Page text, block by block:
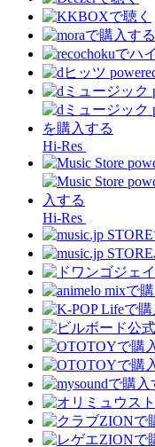
Hi-Res
Hi-Res